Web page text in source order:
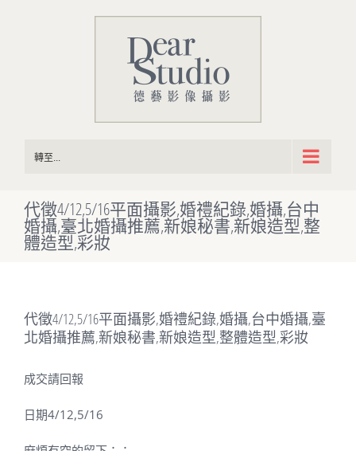
轉至...
代徵4/12,5/16平面攝影,婚禮紀錄,婚攝,台中
婚攝,臺北婚攝推薦,新娘秘書,新娘造型,整
體造型,彩妝
代徵4/12,5/16平面攝影,婚禮紀錄,婚攝,台中婚攝,臺
北婚攝推薦,新娘秘書,新娘造型,整體造型,彩妝
成交請回報
日期4/12,5/16